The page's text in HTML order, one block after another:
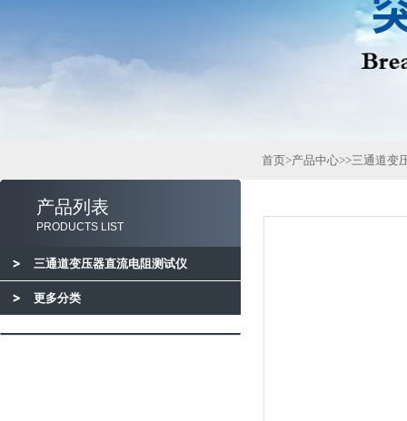
产品列表
PRODUCTS LIST
三通道变压器直流电阻测试仪
更多分类
首页>产品中心>>三通道变